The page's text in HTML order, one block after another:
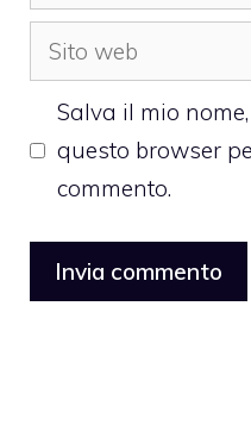
Sito
web
Salva il mio
questo browser
commento.